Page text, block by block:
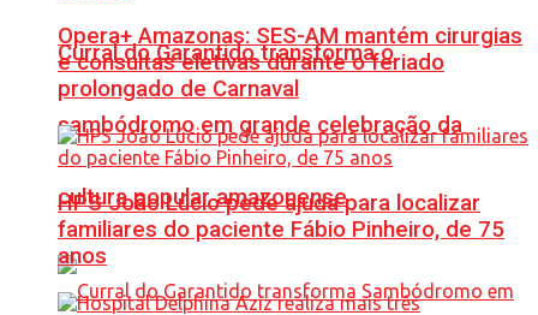
Curral do Garantido transforma o
sambódromo em grande celebração da
cultura popular amazonense
Opera+ Amazonas: SES-AM mantém cirurgias
e consultas eletivas durante o feriado
prolongado de Carnaval
HPS João Lúcio pede ajuda para localizar
familiares do paciente Fábio Pinheiro, de 75
anos